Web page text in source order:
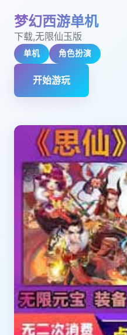
梦幻西游单机
下载,无限仙玉版
单机 角色扮演
开始游玩